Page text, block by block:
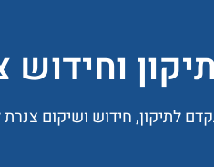
וחידוש
לתיקון, חידוש ושיקום